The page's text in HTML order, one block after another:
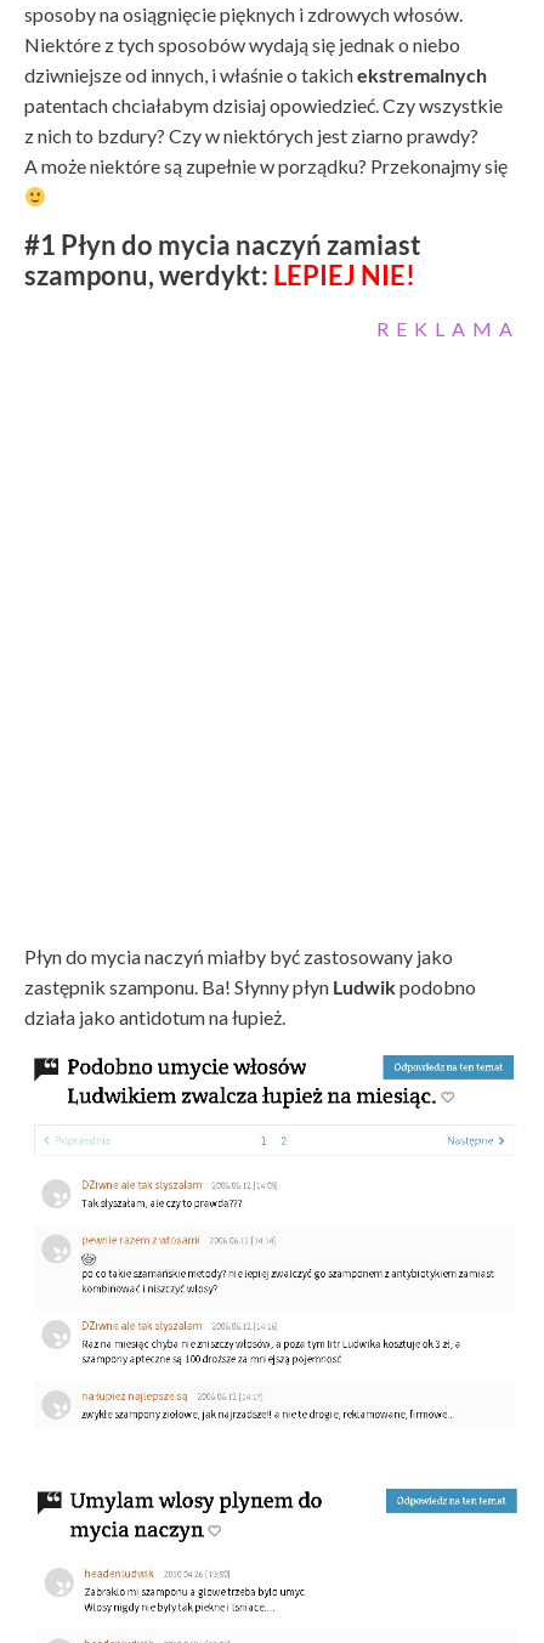
sposoby na osiągnięcie pięknych i zdrowych włosów.
Niektóre z tych sposobów wydają się jednak o niebo
dziwniejsze od innych, i właśnie o takichekstremalnych
patentach chciałabym dzisiaj opowiedzieć. Czy wszystkie
z nich to bzdury? Czy w niektórych jest ziarno prawdy?
A może niektóre są zupełnie w porządku? Przekonajmy się
#1 Płyn do mycia naczyń zamiast
szamponu,werdykt: LEPIEJ NIE!
REKLAMA
Płyn do mycia naczyń miałby być zastosowany jako
zastępnik szamponu. Ba! Słynny płyn Ludwikpodobno
działa jako antidotum na łupież.